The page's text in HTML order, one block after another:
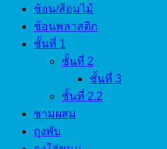
ช้อน/ส้อมไม้
ช้อนพลาสติก
ชั้นที่ 1
ชั้นที่ 2
ชั้นที่ 3
ชั้นที่ 2.2
ชามผสม
ถุงพับ